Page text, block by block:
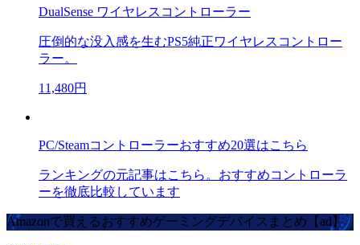
DualSense ワイヤレスコントローラー
圧倒的な没入感を生むPS5純正ワイヤレスコントロー
ラー。
11,480円
PC/Steamコントローラーおすすめ20選はこちら
ランキングの元記事はこちら。おすすめコントローラ
ーを徹底比較しています
Amazonで買えるおすすめゲーミングデバイスまとめ【ad】